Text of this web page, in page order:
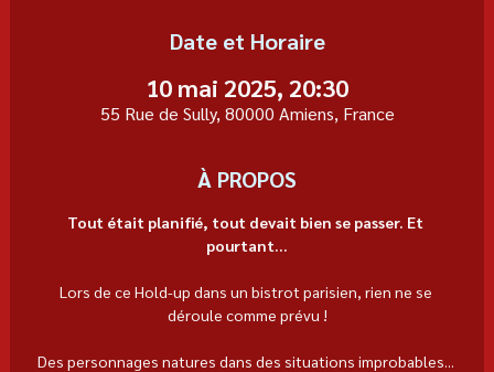
Date et Horaire
10 mai 2025, 20:30
55 Rue de Sully, 80000 Amiens, France
À PROPOS
Tout était planifié, tout devait bien se passer. Et
pourtant...
Lors de ce Hold-up dans un bistrot parisien, rien ne se
déroule comme prévu !
Des personnages natures dans des situations improbables...